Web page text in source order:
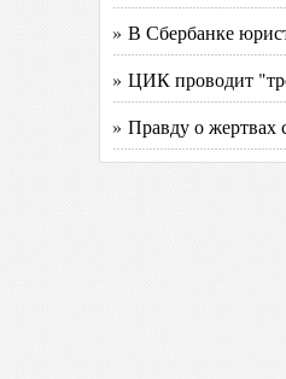
» В Сбербанке
» ЦИК проводит
» Правду о жертвах